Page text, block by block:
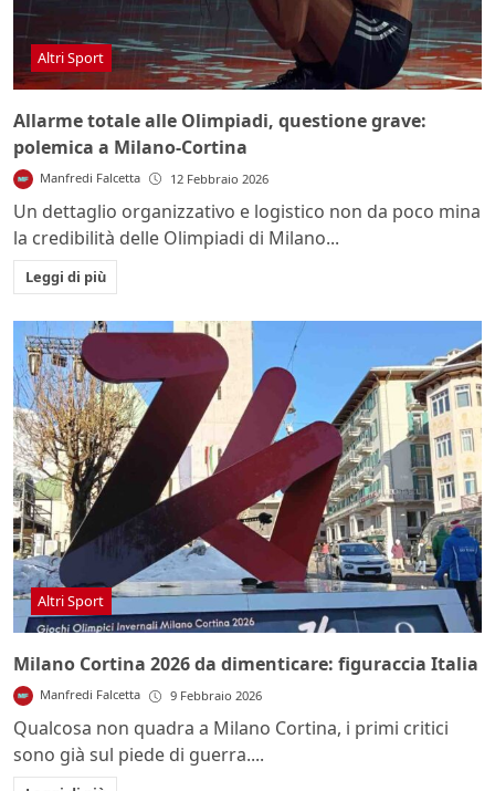
Altri Sport
Allarme totale alle Olimpiadi, questione grave:
polemica a Milano-Cortina
Manfredi Falcetta 12 Febbraio 2026
Un dettaglio organizzativo e logistico non da poco mina
la credibilità delle Olimpiadi di Milano...
Leggi di più
Altri Sport
Milano Cortina 2026 da dimenticare: figuraccia Italia
Manfredi Falcetta 9 Febbraio 2026
Qualcosa non quadra a Milano Cortina, i primi critici
sono già sul piede di guerra....